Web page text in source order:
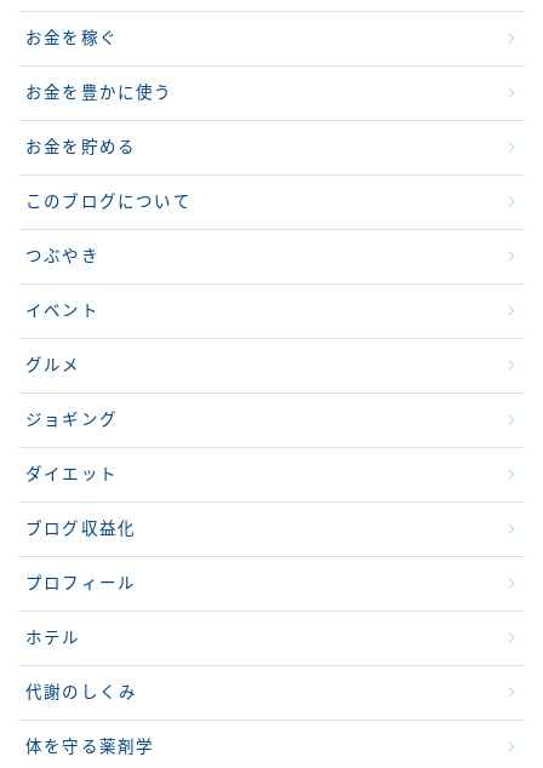
お金を稼ぐ
お金を豊かに使う
お金を貯める
このブログについて
つぶやき
イベント
グルメ
ジョギング
ダイエット
ブログ収益化
プロフィール
ホテル
代謝のしくみ
体を守る薬剤学